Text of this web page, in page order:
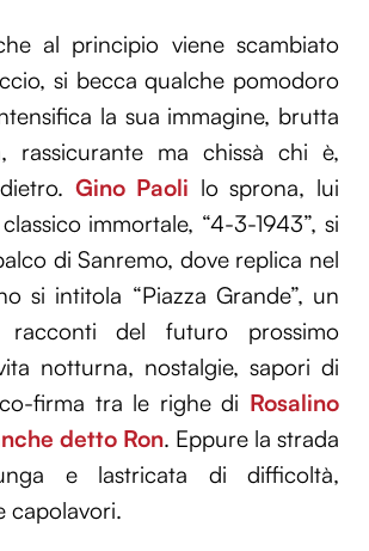
al principio viene scambiato
si becca qualche pomodoro
la sua immagine, brutta
rassicurante ma chissà chi è,
Gino Paoli lo sprona, lui
immortale, “4-3-1943”, si
di Sanremo, dove replica nel
si intitola “Piazza Grande”, un
racconti del futuro prossimo
notturna, nostalgie, sapori di
firma tra le righe di Rosalino
detto Ron. Eppure la strada
e lastricata di difficoltà,
capolavori.